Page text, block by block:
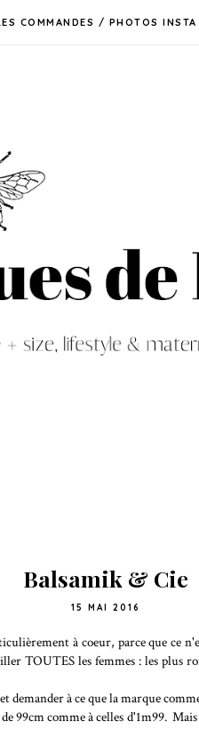
COMMANDES / PHOTOS INSTA
Balsamik & Cie
15 MAI 2016
à coeur, parce que ce
TOUTES les femmes : les plus
demander à ce que la marque
99cm comme à celles d'1m99.